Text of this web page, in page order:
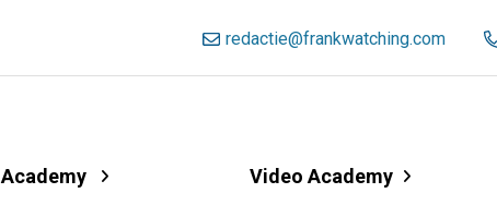
redactie@frankwatching.com
Academy Video Academy